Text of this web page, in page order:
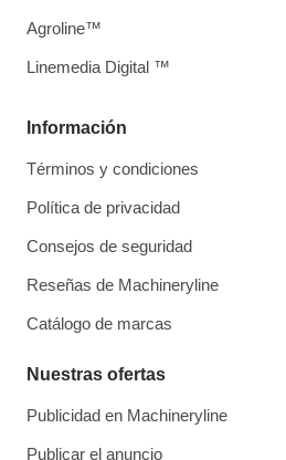
Información
Términos y condiciones
Política de privacidad
Consejos de seguridad
Reseñas de Machineryline
Catálogo de marcas
Nuestras ofertas
Publicidad en Machineryline
Publicar el anuncio
Agroline™
Linemedia Digital ™